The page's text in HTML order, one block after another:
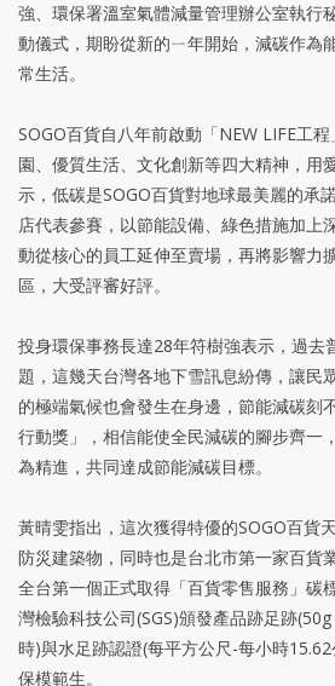
強、環保署溫室氣體減量管理辦公室執行
動儀式，期盼從新的ㄧ年開始，減碳作為
常生活。
SOGO百貨自八年前啟動「NEW LIFE工
園、優質生活、文化創新等四大精神，用
示，低碳是SOGO百貨對地球最美麗的承
店代表參賽，以節能設備、綠色措施加上
動從核心的員工延伸至賣場，再將影響力
區，大受評審好評。
投身環保事務長達28年符樹強表示，過去
題，這幾天台灣各地下雪訊息紛傳，讓民
的極端氣候也會發生在身邊，節能減碳刻
行動獎」，相信能使全民減碳的腳步齊一
為精進，共同達成節能減碳目標。
黃晴雯指出，這次獲得特優的SOGO百貨
防災建築物，同時也是台北市第一家百貨
全台第一個正式取得「百貨零售服務」碳
灣檢驗科技公司(SGS)頒發產品跡足跡
時)與水足跡認證(每平方公尺-每小時
保模範生。